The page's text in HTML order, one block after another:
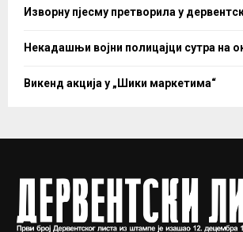
Изворну пјесму претворила у
Некадашњи војни полицајци сутра на
Викенд акција у „Шики маркетима“